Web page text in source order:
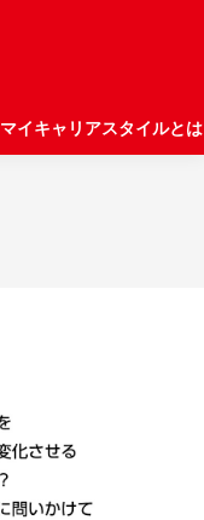
マイキャリアスタイルとは
マイキャリアスタイルとは